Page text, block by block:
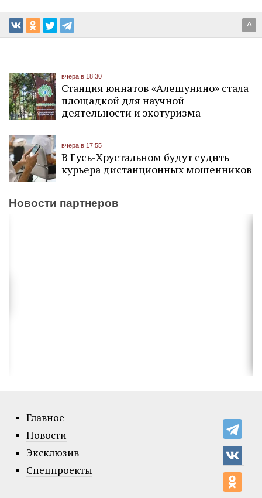
^
вчера в 18:30
Станция юннатов «Алешунино» стала
площадкой для научной
деятельности и экотуризма
вчера в 17:55
В Гусь-Хрустальном будут судить
курьера дистанционных мошенников
Новости партнеров
Главное
Новости
Эксклюзив
Спецпроекты